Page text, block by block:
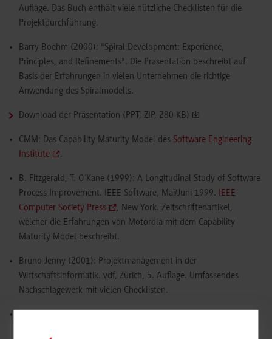
Auflage. Das Buch enthält viele nützliche Checklisten für die
Projektdurchführung.
Barry Boehm (2000): "Spiral Development: Experience,
Principles, and Refinements". Die Präsentation beschreibt auf
Basis der Erfahrungen in vielen Unternehmen die richtige
Anwendung des Spiralmodells.
Download der Präsentation (PPT, ZIP, 280 KB)
CMM: Das Capability Maturity Model des Software Engineering
Institute
.
B. Fitzgerald, T. O´Kane (1999): A Longitudinal Study of Software
Process Improvement. IEEE Software, Mai/Juni 1999.
IEEE
Computer Society Press
, New York. Zeitschriftenartikel,
welcher die Erfahrungen von Motorola mit dem Capability
Maturity Model beschreibt.
Bruno Jenny (2001): Projektmanagement in der
Wirtschaftsinformatik. vdf, Zürich, 5. Auflage. Umfassendes
Nachschlagewerk mit vielen Checklisten.